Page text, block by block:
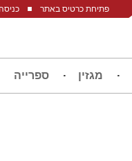
פתיחת כרטיס באתר
מגזין ספרייה